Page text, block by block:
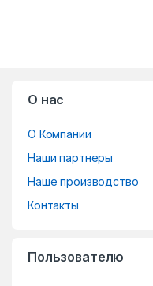
О нас
О Компании
Наши партнеры
Наше производство
Контакты
Пользователю